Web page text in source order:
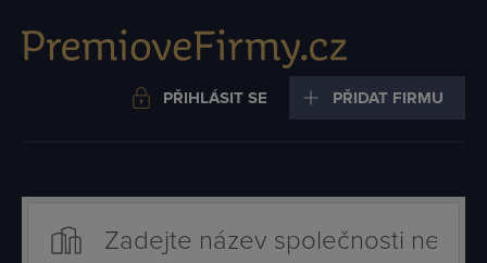
PŘIHLÁSIT SE PŘIDAT FIRMU